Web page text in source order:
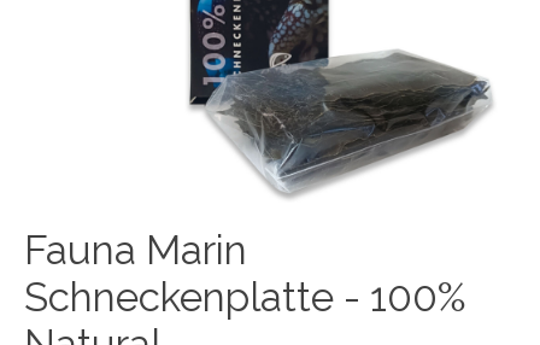
Fauna Marin
Schneckenplatte - 100%